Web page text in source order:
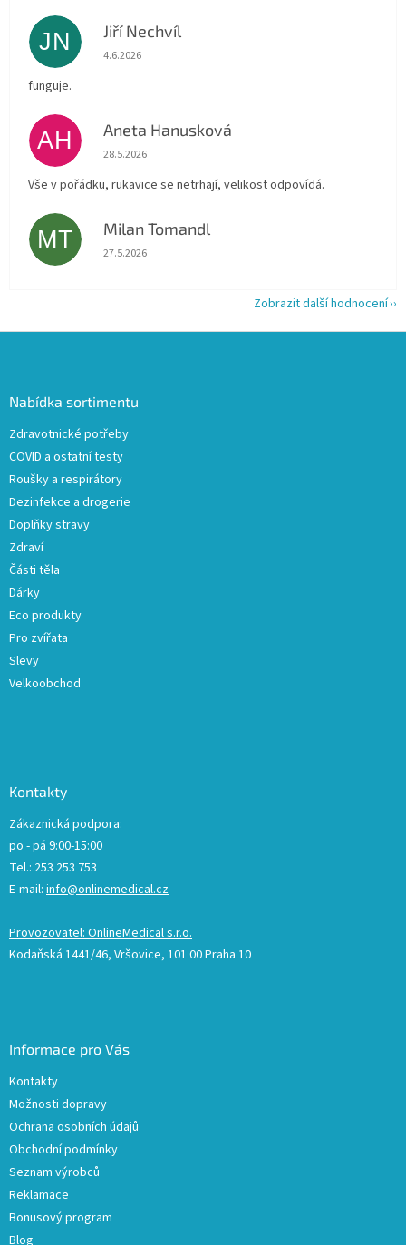
JN Jiří Nechvíl
Hodnocení obchodu je 5 z 5 hvězdiček.
4.6.2026
funguje.
AH Aneta Hanusková
Hodnocení obchodu je 5 z 5 hvězdiček.
28.5.2026
Vše v pořádku, rukavice se netrhají, velikost odpovídá.
MT Milan Tomandl
Hodnocení obchodu je 5 z 5 hvězdiček.
27.5.2026
Zobrazit další hodnocení
Nabídka sortimentu
Zdravotnické potřeby
COVID a ostatní testy
Roušky a respirátory
Dezinfekce a drogerie
Doplňky stravy
Zdraví
Části těla
Dárky
Eco produkty
Pro zvířata
Slevy
Velkoobchod
Kontakty
Zákaznická podpora:
po - pá 9:00-15:00
Tel.: 253 253 753
E-mail: info@onlinemedical.cz
Provozovatel: OnlineMedical s.r.o.
Kodaňská 1441/46, Vršovice, 101 00 Praha 10
Informace pro Vás
Kontakty
Možnosti dopravy
Ochrana osobních údajů
Obchodní podmínky
Seznam výrobců
Reklamace
Bonusový program
Blog